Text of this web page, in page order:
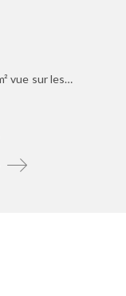
Maison 9 pièces sur un terrain de 784 m² vue sur les étangs de Corot